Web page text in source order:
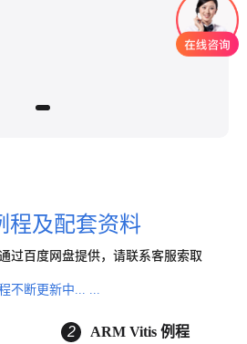
程及配套资料
过百度网盘提供，请联系客服索取
不断更新中... ...
2 ARM Vitis 例程